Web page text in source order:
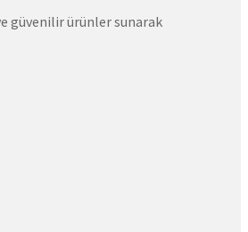
güvenilir ürünler sunarak